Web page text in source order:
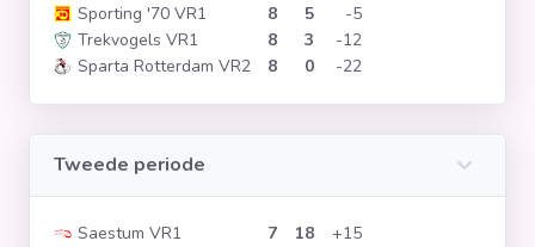
Sporting '70 VR1
8 5
-5
Trekvogels VR1
8 3
-12
Sparta Rotterdam VR2
8 0 -22
Tweede periode
Saestum VR1 7 18
+15